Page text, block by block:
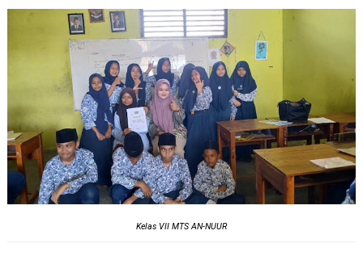
Kelas VII MTS AN-NUUR